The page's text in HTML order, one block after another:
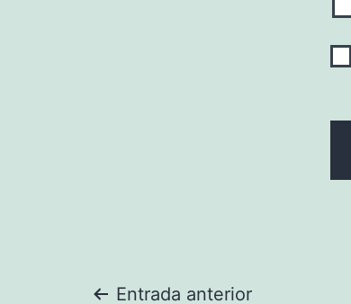
Entrada anterior